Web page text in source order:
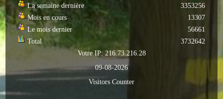
Commerces
Hotels/Restaurants
Loisirs
La semaine dernière
Mois en cours
Le mois dernier
Total
3353256
13307
56661
3732642
Votre IP: 216.73.216.28
09-08-2026
Visitors Counter